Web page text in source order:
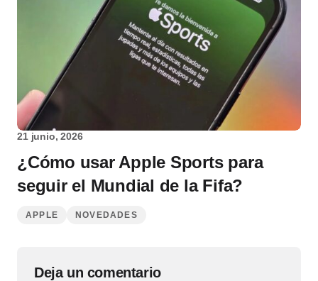
21 junio, 2026
¿Cómo usar Apple Sports para
seguir el Mundial de la Fifa?
APPLE NOVEDADES
Deja un comentario